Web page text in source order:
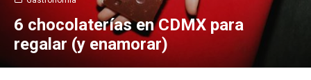
6 chocolaterías en CDMX para
regalar (y enamorar)